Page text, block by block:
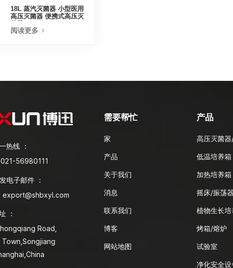
18L 蒸汽灭菌器 小型医用
高压灭菌器 便携式高压灭
阅读更多
热线 ：
56980111
电子邮件 ：
export@shbxyl.com
：
Road,
需要帮忙
家
产品
关于我们
消息
联系我们
博客
网站地图
产品
高压灭菌
低温培养箱
加热培养箱
摇床/振荡器
植物生长培
烤箱/熔炉
试验室
净化安全设